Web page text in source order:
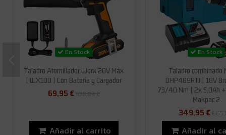
En Stock
Taladro Atornillador Worx 20V Máx
| WX100 | Con Batería y Cargador
69,95 €108,84 €
Añadir al carrito
En Stock
Taladro combinado
DHP489RTJ | 18V
73/40 Nm | 2x 5,0Ah +
Makpac 2
349,95 €
Añadir al